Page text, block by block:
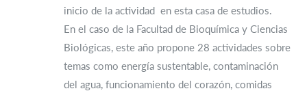
inicio de la actividad en esta casa de estudios.
En el caso de la Facultad de Bioquímica y Ciencias
Biológicas, este año propone 28 actividades sobre
temas como energía sustentable, contaminación
del agua, funcionamiento del corazón, comidas